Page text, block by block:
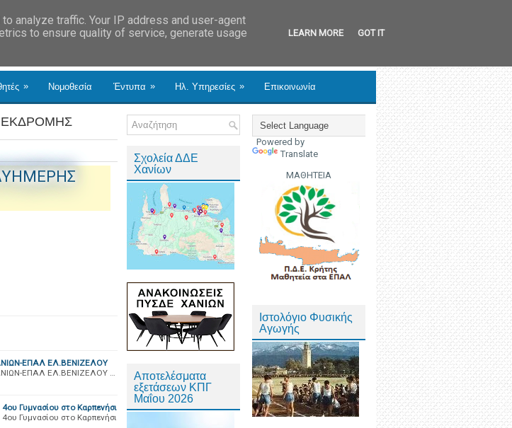
» Νομοθεσία Έντυπα » Ηλ. Υπηρεσίες » Επικοινωνία
ΕΠΑΛ ΕΛ.ΒΕΝΙΖΕΛΟΥ
ΕΠΑΛ ΕΛ.ΒΕΝΙΖΕΛΟΥ …
Γυμνασίου στο Καρπενήσι
Γυμνασίου στο Καρπενήσι
Σχολεία ΔΔΕ
Χανίων
Αποτελέσματα
εξετάσεων ΚΠΓ
Μαΐου 2026
Powered by
Translate
ΜΑΘΗΤΕΙΑ
Ιστολόγιο Φυσικής
Αγωγής
analyze traffic. Your IP address and user-agent
to ensure quality of service, generate usage
LEARN MORE GOT IT